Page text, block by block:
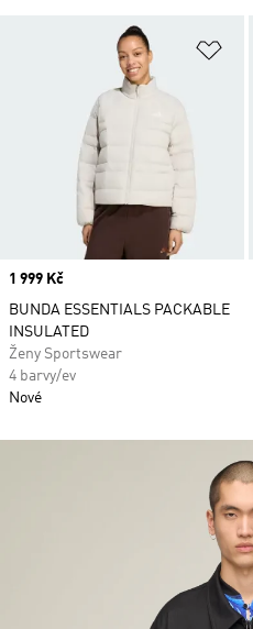
Price
1 999 Kč
BUNDA ESSENTIALS PACKABLE
INSULATED
Ženy Sportswear
4 barvy/ev
Nové